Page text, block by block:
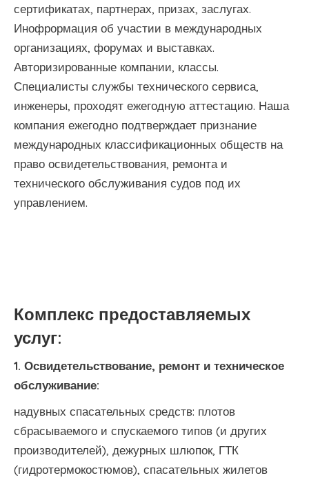
сертификатах, партнерах, призах, заслугах.
Инофрормация об участии в международных
организациях, форумах и выставках.
Авторизированные компании, классы.
Специалисты службы технического сервиса,
инженеры, проходят ежегодную аттестацию. Наша
компания ежегодно подтверждает признание
международных классификационных обществ на
право освидетельствования, ремонта и
технического обслуживания судов под их
управлением.
Комплекс предоставляемых
услуг:
1. Освидетельствование, ремонт и техническое
обслуживание:
надувных спасательных средств: плотов
сбрасываемого и спускаемого типов (и других
производителей), дежурных шлюпок, ГТК
(гидротермокостюмов), спасательных жилетов